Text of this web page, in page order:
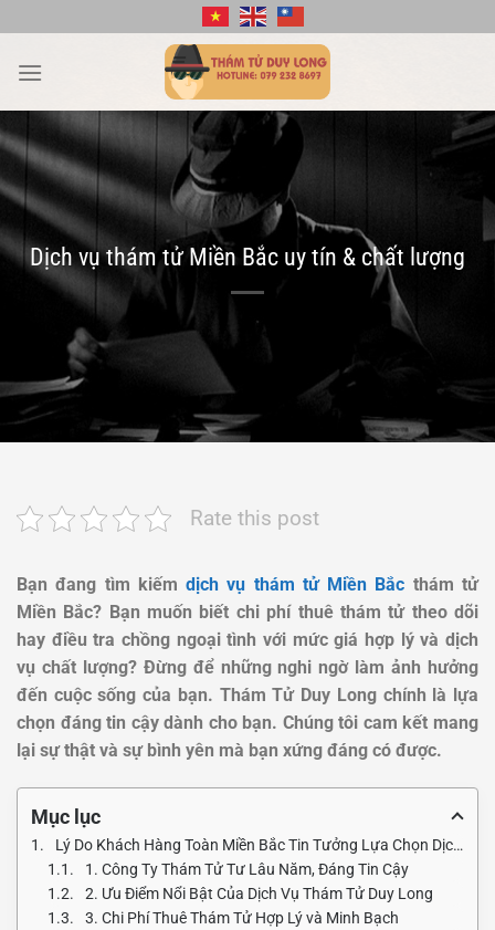
qua
nội
Dịch vụ thám tử Miền Bắc uy tín & chất lượng
Rate this post
Bạn đang tìm kiếmdịch vụ thám tử Miền Bắc thám tử
Miền Bắc? Bạn muốn biết chi phí thuê thám tử theo dõi
hay điều tra chồng ngoại tình với mức giá hợp lý và dịch
vụ chất lượng? Đừng để những nghi ngờ làm ảnh hưởng
đến cuộc sống của bạn. Thám Tử Duy Long chính là lựa
chọn đáng tin cậy dành cho bạn. Chúng tôi cam kết mang
lại sự thật và sự bình yên mà bạn xứng đáng có được.
Mục lục
Lý Do Khách Hàng Toàn Miền Bắc Tin Tưởng Lựa Chọn Dịch Vụ Thám Tử Duy Long
1. Công Ty Thám Tử Tư Lâu Năm, Đáng Tin Cậy
2. Ưu Điểm Nổi Bật Của Dịch Vụ Thám Tử Duy Long
3. Chi Phí Thuê Thám Tử Hợp Lý và Minh Bạch